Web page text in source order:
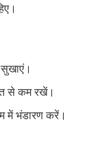
से कम रखें।
में भंडारण करें।